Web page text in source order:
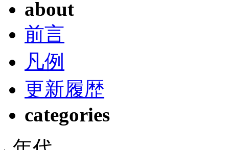
about
前言
凡例
更新履歴
categories